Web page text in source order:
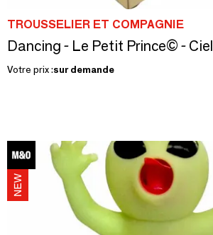
TROUSSELIER ET COMPAGNIE
Dancing - Le Petit Prince© - Ciel
Votre prix :sur demande